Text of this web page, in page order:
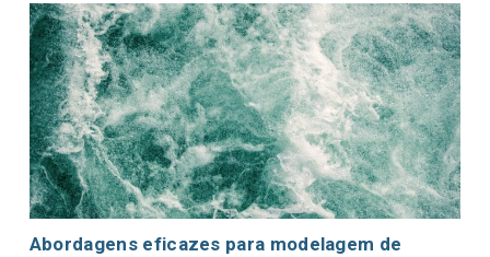
Abordagens eficazes para modelagem de